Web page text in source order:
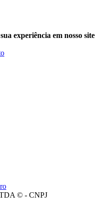
experiência em nosso site
© - CNPJ